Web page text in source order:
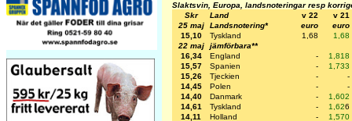
Slaktsvin, Europa, landsnoteringar resp
Skr
Land v 22
v 21
25 maj
Landsnotering* euro
euro
15,10
Tyskland 1,68
1,68
22 maj
jämförbara**
16,34
England -
1,818
15,57
Spanien -
1,733
15,26
Tjeckien -
-
14,45
Polen -
-
14,40
Danmark -
1,602
14,61
Tyskland - 1,626
14,11
Holland -
1,570